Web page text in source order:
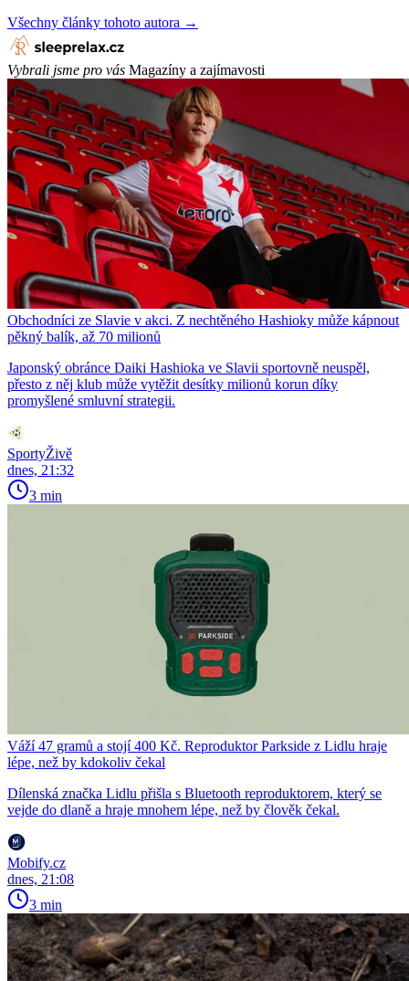
Všechny články tohoto autora →
Vybrali jsme pro vás Magazíny a zajímavosti
Obchodníci ze Slavie v akci. Z nechtěného Hashioky může kápnout
pěkný balík, až 70 milionů
Japonský obránce Daiki Hashioka ve Slavii sportovně neuspěl,
přesto z něj klub může vytěžit desítky milionů korun díky
promyšlené smluvní strategii.
SportyŽivě
dnes, 21:32
3 min
Váží 47 gramů a stojí 400 Kč. Reproduktor Parkside z Lidlu hraje
lépe, než by kdokoliv čekal
Dílenská značka Lidlu přišla s Bluetooth reproduktorem, který se
vejde do dlaně a hraje mnohem lépe, než by člověk čekal.
Mobify.cz
dnes, 21:08
3 min